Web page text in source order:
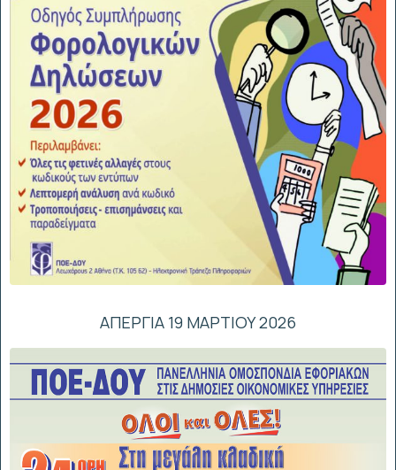
ΑΠΕΡΓΙΑ 19 ΜΑΡΤΙΟΥ 2026